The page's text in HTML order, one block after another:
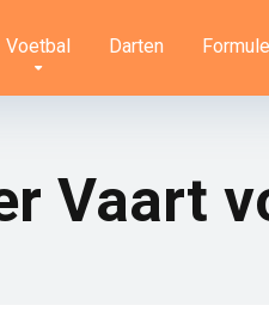
Voetbal Darten
Vaart